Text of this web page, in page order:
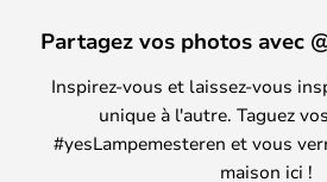
Partagez vos photos avec
Inspirez-vous et laissez-vous
unique à l'autre. Taguez
#yesLampemesteren et vous
maison ici !